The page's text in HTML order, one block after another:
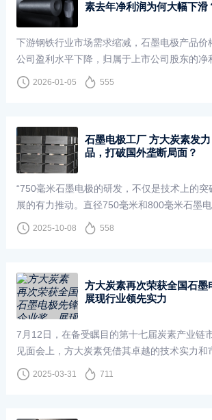
素去年净利润为何大幅下滑
下游钢铁行业市场需求缩减，石墨电极产品价
公司盈利水平下降，归属于上市公司股东的净
2026-01-05 555
石墨电极工厂 方大炭素发
品，打破国外垄断局面？
“750毫米石墨电极的研发，不仅是技术上的
展的有力推动。直径750毫米和800毫米石墨电
和行业的技术空白，更以卓越的品质畅销全球
区，成为了方大炭素的“明星产品”。···
2025-10-08 558
方大炭素再次荣获全国石墨
展现行业领先实力
7月12日，在备受瞩目的第十七届炭素产业链
见面会上，方大炭素凭借其卓越的技术实力和
24年全国石墨电极先锋企业奖”。这是继2023
续第二年获此殊荣，标志着该公司在···
2025-03-31 711